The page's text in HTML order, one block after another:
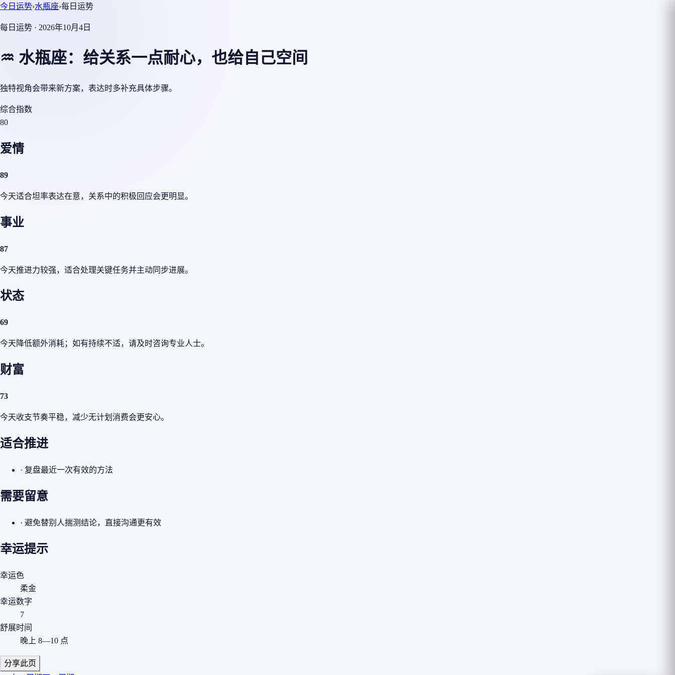
今日运势›水瓶座›每日运势
每日运势 · 2026年10月4日
♒ 水瓶座：给关系一点耐心，也给自己空间
独特视角会带来新方案，表达时多补充具体步骤。
综合指数
80
爱情
89
今天适合坦率表达在意，关系中的积极回应会更明显。
事业
87
今天推进力较强，适合处理关键任务并主动同步进展。
状态
69
今天降低额外消耗；如有持续不适，请及时咨询专业人士。
财富
73
今天收支节奏平稳，减少无计划消费会更安心。
适合推进
· 复盘最近一次有效的方法
需要留意
· 避免替别人揣测结论，直接沟通更有效
幸运提示
幸运色
柔金
幸运数字
7
舒展时间
晚上 8—10 点
分享此页